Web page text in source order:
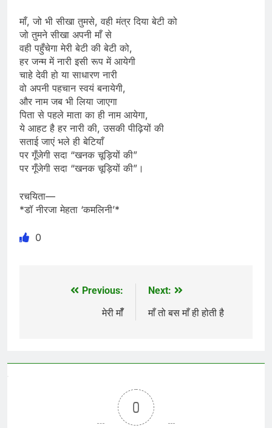
माँ, जो भी सीखा तुमसे, वही मंत्र दिया बेटी को
जो तुमने सीखा अपनी माँ से
वही पहुँचेगा मेरी बेटी की बेटी को,
हर जन्म में नारी इसी रूप में आयेगी
चाहे देवी हो या साधारण नारी
वो अपनी पहचान स्वयं बनायेगी,
और नाम जब भी लिया जाएगा
पिता से पहले माता का ही नाम आयेगा,
ये आहट है हर नारी की, उसकी पीढ़ियों की
सताई जाएं भले ही बेटियाँ
पर गूँजेगी सदा “खनक चूड़ियों की”
पर गूँजेगी सदा “खनक चूड़ियों की”।
रचयिता—
*डॉ नीरजा मेहता ‘कमलिनी’*
0
Previous:
मेरी माँँ
Next:
माँ तो बस माँ ही होती है
0